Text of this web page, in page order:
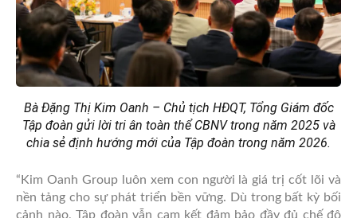
Bà Đặng Thị Kim Oanh – Chủ tịch HĐQT, Tổng Giám đốc
Tập đoàn gửi lời tri ân toàn thể CBNV trong năm 2025 và
chia sẻ định hướng mới của Tập đoàn trong năm 2026.
“Kim Oanh Group luôn xem con người là giá trị cốt lõi và
nền tảng cho sự phát triển bền vững. Dù trong bất kỳ bối
cảnh nào, Tập đoàn vẫn cam kết đảm bảo đầy đủ chế độ